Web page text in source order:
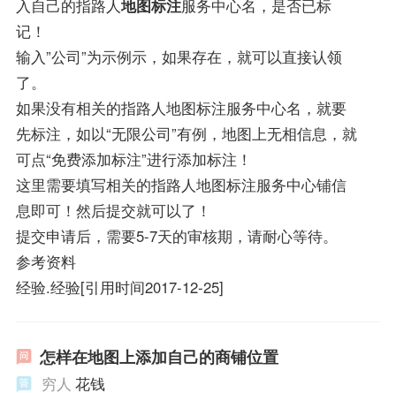
入自己的指路人地图标注服务中心名，是否已标
记！
输入”公司”为示例示，如果存在，就可以直接认领
了。
如果没有相关的指路人地图标注服务中心名，就要
先标注，如以“无限公司”有例，地图上无相信息，就
可点“免费添加标注”进行添加标注！
这里需要填写相关的指路人地图标注服务中心铺信
息即可！然后提交就可以了！
提交申请后，需要5-7天的审核期，请耐心等待。
参考资料
经验.经验[引用时间2017-12-25]
怎样在地图上添加自己的商铺位置
穷人 花钱